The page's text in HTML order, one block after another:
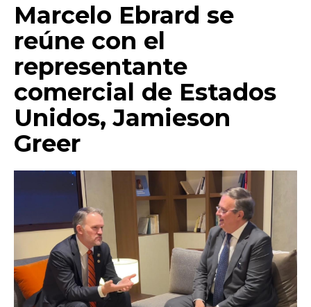
Marcelo Ebrard se
reúne con el
representante
comercial de Estados
Unidos, Jamieson
Greer